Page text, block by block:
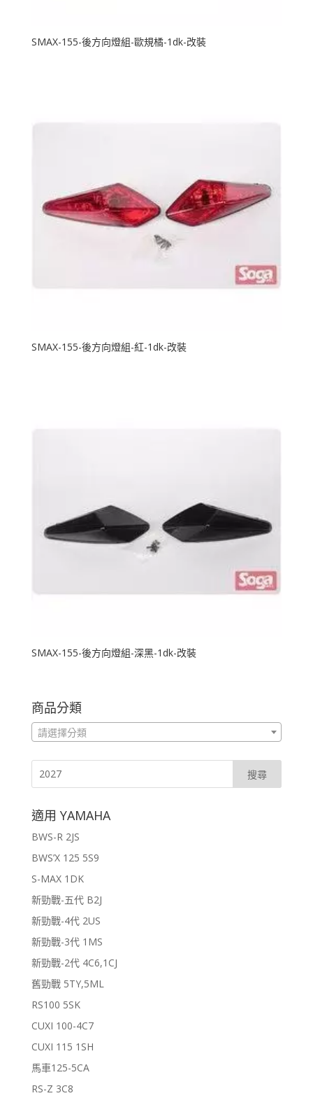
SMAX-155-後方向燈組-歐規橘-1dk-改裝
SMAX-155-後方向燈組-紅-1dk-改裝
SMAX-155-後方向燈組-深黑-1dk-改裝
商品分類
請選擇分類
適用 YAMAHA
BWS-R 2JS
BWS’X 125 5S9
S-MAX 1DK
新勁戰-五代 B2J
新勁戰-4代 2US
新勁戰-3代 1MS
新勁戰-2代 4C6,1CJ
舊勁戰 5TY,5ML
RS100 5SK
CUXI 100-4C7
CUXI 115 1SH
馬車125-5CA
RS-Z 3C8